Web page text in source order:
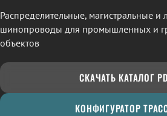
Распределительные, магистральные и
шинопроводы для промышленных и
объектов
СКАЧАТЬ КАТАЛОГ
КОНФИГУРАТОР